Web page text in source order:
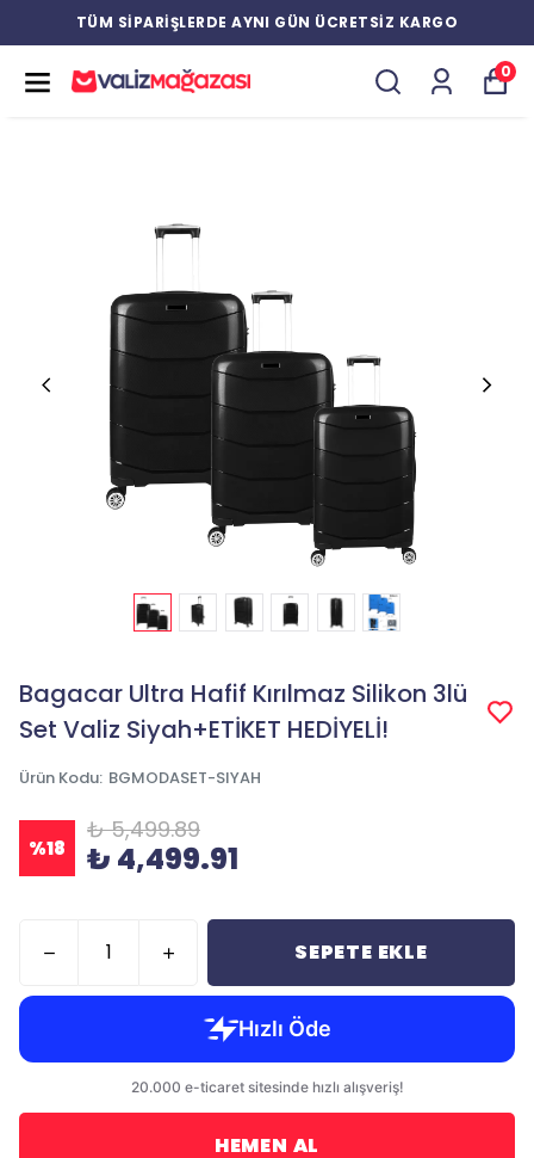
TÜM SİPARİŞLERDE AYNI GÜN ÜCRETSİZ KARGO
0
Bagacar Ultra Hafif Kırılmaz Silikon 3lü
Set Valiz Siyah+ETİKET HEDİYELİ!
Ürün Kodu: BGMODASET-SIYAH
%18
₺ 5,499.89
₺ 4,499.91
SEPETE EKLE
HEMEN AL